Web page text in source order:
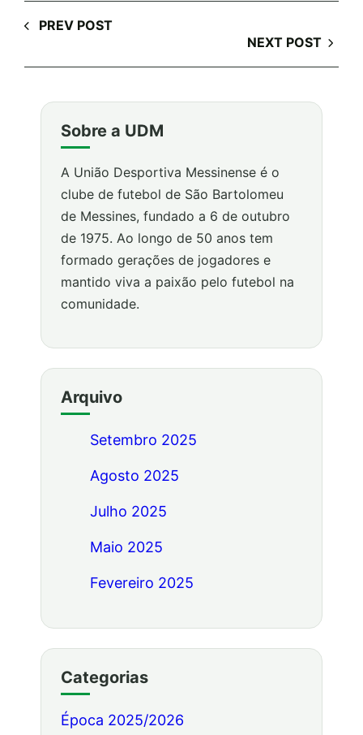
PREV POST
NEXT POST
Sobre a UDM
A União Desportiva Messinense é o
clube de futebol de São Bartolomeu
de Messines, fundado a 6 de outubro
de 1975. Ao longo de 50 anos tem
formado gerações de jogadores e
mantido viva a paixão pelo futebol na
comunidade.
Arquivo
Setembro 2025
Agosto 2025
Julho 2025
Maio 2025
Fevereiro 2025
Categorias
Época 2025/2026